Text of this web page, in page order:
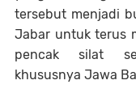
tersebut menjadi
Jabar untuk terus
pencak silat
khususnya Jawa